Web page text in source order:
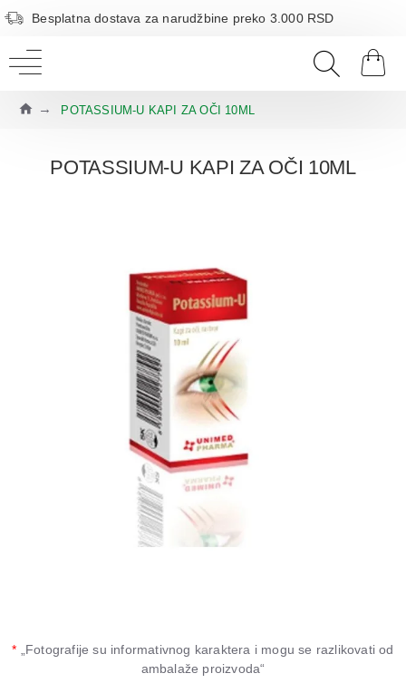
Besplatna dostava za narudžbine preko 3.000 RSD
POTASSIUM-U KAPI ZA OČI 10ML
POTASSIUM-U KAPI ZA OČI 10ML
* „Fotografije su informativnog karaktera i mogu se razlikovati od
ambalaže proizvoda“